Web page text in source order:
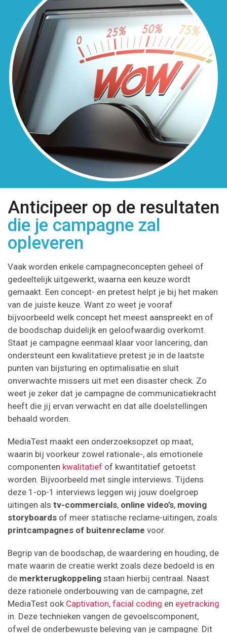
Anticipeer op de resultaten
die je campagne zal
opleveren
Vaak worden enkele campagneconcepten geheel of
gedeeltelijk uitgewerkt, waarna een keuze wordt
gemaakt. Een concept- en pretest helpt je bij het maken
van de juiste keuze. Want zo weet je vooraf
bijvoorbeeld welk concept het meest aanspreekt en of
de boodschap duidelijk en geloofwaardig overkomt.
Staat je campagne eenmaal klaar voor lancering, dan
ondersteunt een kwalitatieve pretest je in de laatste
punten van bijsturing en optimalisatie en sluit
onverwachte missers uit met een disaster check. Zo
weet je zeker dat je campagne de communicatiekracht
heeft die jij ervan verwacht en dat alle doelstellingen
behaald worden.
MediaTest maakt een onderzoeksopzet op maat,
waarin bij voorkeur zowel rationale-, als emotionele
componenten kwalitatief of kwantitatief getoetst
worden. Bijvoorbeeld met single interviews. Tijdens
deze 1-op-1 interviews leggen wij jouw doelgroep
uitingen als tv-commercials, online video’s, moving
storyboards of meer statische reclame-uitingen, zoals
printcampagnes of buitenreclame voor.
Begrip van de boodschap, de waardering en houding, de
mate waarin de creatie werkt zoals deze bedoeld is en
de merkterugkoppeling staan hierbij centraal. Naast
deze rationele onderbouwing van de campagne, zet
MediaTest ook Captivation, facial coding en eyetracking
in. Deze technieken vangen de gevoelscomponent,
ofwel de onderbewuste beleving van je campagne. Dit